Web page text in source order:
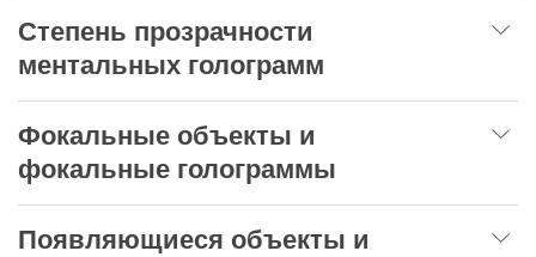
Степень прозрачности
ментальных голограмм
Фокальные объекты и
фокальные голограммы
Появляющиеся объекты и